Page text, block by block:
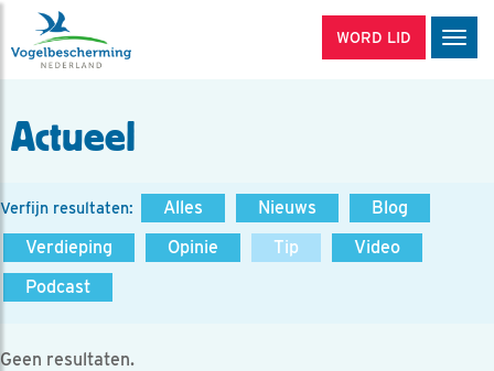
WORD LID
Actueel
Verfijn resultaten: Alles Nieuws
Blog
Verdieping
Opinie Tip
Video
Podcast
Geen resultaten.